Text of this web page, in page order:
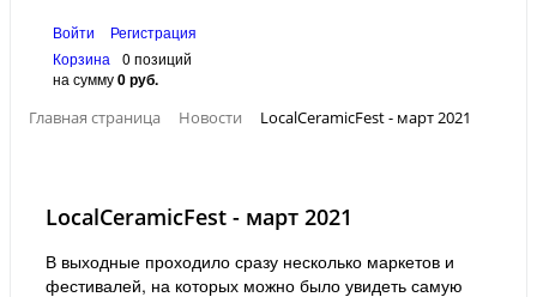
Войти
Регистрация
Корзина
0 позиций
на сумму0 руб.
Главная страница
Новости LocalCeramicFest - март 2021
LocalCeramicFest - март 2021
В выходные проходило сразу несколько маркетов и
фестивалей, на которых можно было увидеть самую